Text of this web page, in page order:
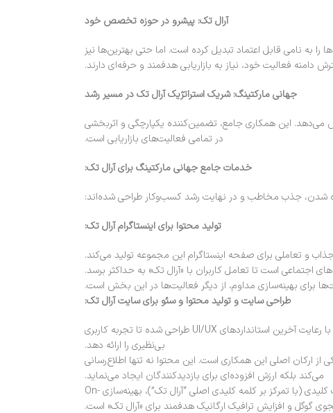
آرال تک: پیشرو در حوزه تخصص خود
به نامی قابل اعتماد تبدیل کرده است. اما حتی بهترین‌ها نیز
فعالیت خود، نیاز به بازاریابی هدفمند و حرفه‌ای دارند.
جهانی مارکتینگ: شریک استراتژیک آرال تک در مسیر رشد
می‌دهد. این همکاری جامع، تضمین‌کننده یکپارچگی و اثربخشی
در تمامی فعالیت‌های بازاریابی است.
خدمات جامع جهانی مارکتینگ برای آرال تک:
شدن، جذب مخاطب و در نهایت رشد کسب‌وکار طراحی شده‌اند:
تولید محتوا برای اینستاگرام آرال تک:
و تعاملی برای صفحه اینستاگرام این مجموعه تولید می‌کند.
برای بهینه‌سازی مداوم، از دیگر فعالیت‌ها در این بخش است.
طراحی سایت و تولید محتوا و سئو برای سایت آرال تک:
جهانی مارکتینگ مسئولیت طراحی یک وب‌سایت مدرن، کاربرپسند و واکنش‌گرا (Responsive) را برای «آرال تک» بر عهده دارد. این وب‌سایت با رعایت آخرین استانداردهای UI/UX طراحی شده تا تجربه کاربری
بی‌نظیری را ارائه دهد.
ارکان اصلی این همکاری است. این محتوا نه تنها اطلاع‌رسانی
می‌کند بلکه ارزش افزوده‌ای برای بازدیدکنندگان ایجاد می‌نماید.
بهینه‌سازی موتورهای جستجو (SEO) برای سایت «آرال تک» به صورت جامع و حرفه‌ای انجام می‌شود. این شامل تحقیق کلمات کلیدی (با تمرکز بر کلمه کلیدی اصلی “آرال تک”)، بهینه‌سازی On-